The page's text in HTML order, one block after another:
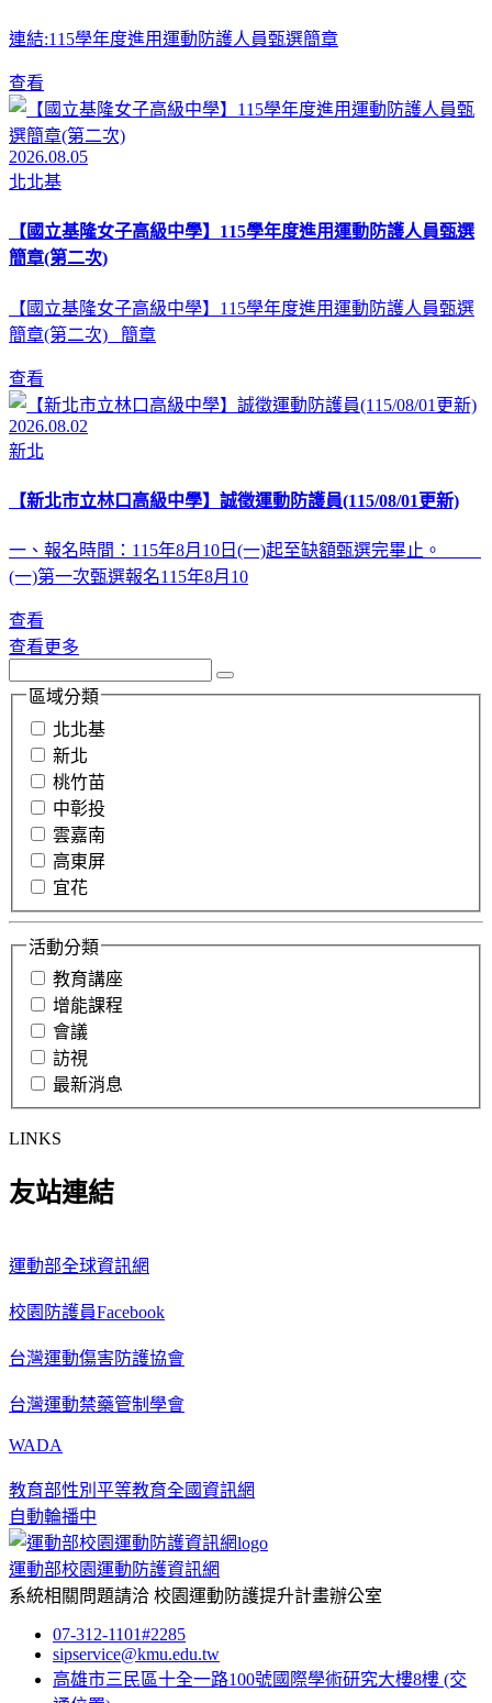
連結:115學年度進用運動防護人員甄選簡章
查看
2026.08.05
北北基
【國立基隆女子高級中學】115學年度進用運動防護人員甄選
簡章(第二次)
【國立基隆女子高級中學】115學年度進用運動防護人員甄選
簡章(第二次) 簡章
查看
2026.08.02
新北
【新北市立林口高級中學】誠徵運動防護員(115/08/01更新)
一、報名時間：115年8月10日(一)起至缺額甄選完畢止。
(一)第一次甄選報名115年8月10
查看
查看更多
區域分類
北北基
新北
桃竹苗
中彰投
雲嘉南
高東屏
宜花
活動分類
教育講座
增能課程
會議
訪視
最新消息
LINKS
友站連結
運動部全球資訊網
校園防護員Facebook
台灣運動傷害防護協會
台灣運動禁藥管制學會
WADA
教育部性別平等教育全國資訊網
自動輪播中
運動部校園運動防護資訊網
系統相關問題請洽 校園運動防護提升計畫辦公室
07-312-1101#2285
sipservice@kmu.edu.tw
高雄市三民區十全一路100號國際學術研究大樓8樓 (交